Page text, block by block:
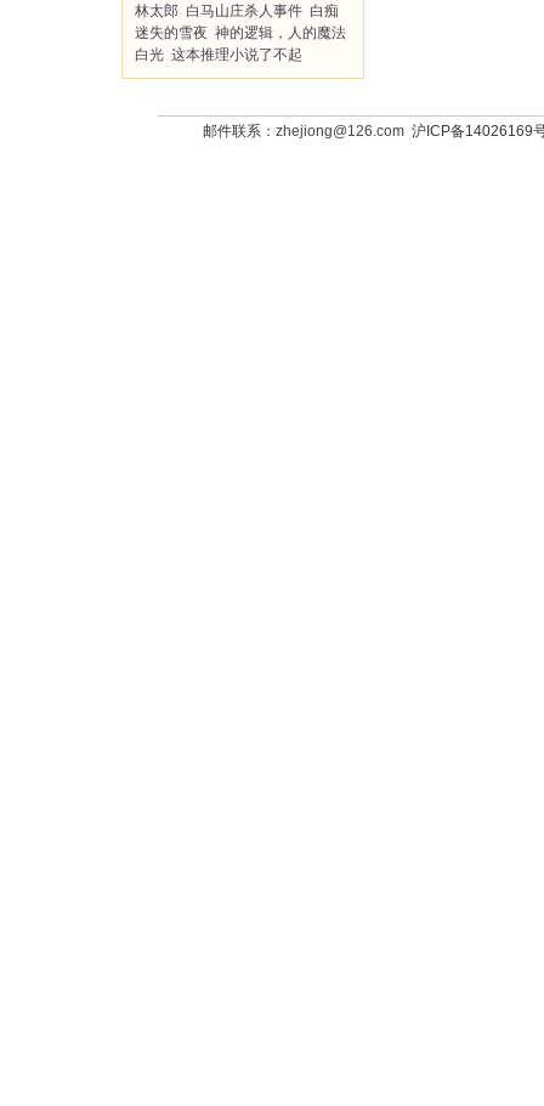
林太郎 白马山庄杀人事件 白痴
迷失的雪夜 神的逻辑，人的魔法
白光 这本推理小说了不起
邮件联系： zhejiong@126.com沪ICP备14026169